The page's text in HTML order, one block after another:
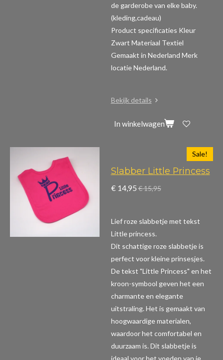
de garderobe van elke baby.
(kleding,cadeau)
Product specificaties Kleur
Zwart Materiaal Textiel
Gemaakt in Nederland Merk
locatie Nederland.
Bekijk details
In winkelwagen
Sale!
Slabber Little Princess
€ 14,95 € 15,95
Lief roze slabbetje met tekst
Little princess.
Dit schattige roze slabbetje is
perfect voor kleine prinsesjes.
De tekst "Little Princess" en het
kroon-symbool geven het een
charmante en elegante
uitstraling. Het is gemaakt van
hoogwaardige materialen,
waardoor het comfortabel en
duurzaam is. Dit slabbetje is
ideaal voor het voeden van je